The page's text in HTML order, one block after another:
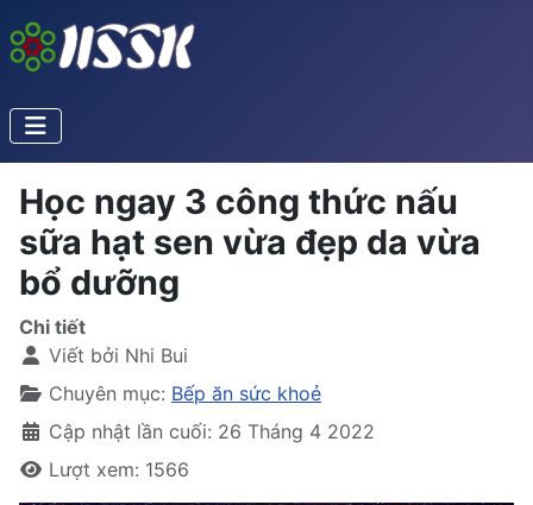
Học ngay 3 công thức nấu
sữa hạt sen vừa đẹp da vừa
bổ dưỡng
Chi tiết
Viết bởi Nhi Bui
Chuyên mục: Bếp ăn sức khoẻ
Cập nhật lần cuối: 26 Tháng 4 2022
Lượt xem: 1566